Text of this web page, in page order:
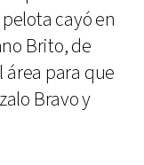
cayó en
Brito, de
área para que
Bravo y